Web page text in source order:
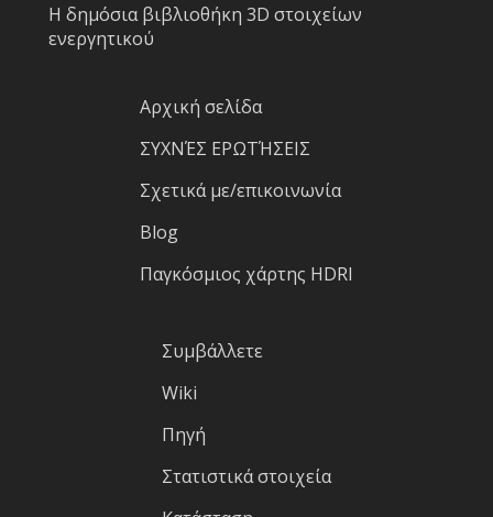
Η δημόσια βιβλιοθήκη 3D στοιχείων
ενεργητικού
Αρχική σελίδα
ΣΥΧΝΈΣ ΕΡΩΤΉΣΕΙΣ
Σχετικά με/επικοινωνία
Blog
Παγκόσμιος χάρτης HDRI
Συμβάλλετε
Wiki
Πηγή
Στατιστικά στοιχεία